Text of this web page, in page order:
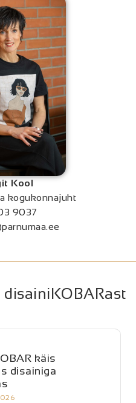
Kool
kogukonnajuht
9037
käis
disainiga